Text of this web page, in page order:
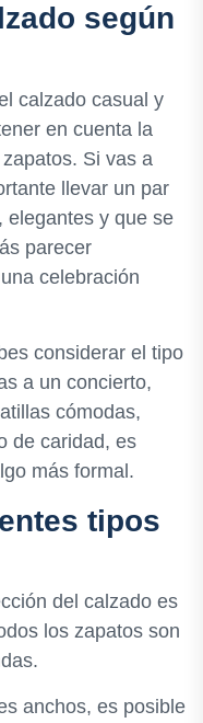
según
calzado casual y
en cuenta la
Si vas a
llevar un par
elegantes y que se
parecer
celebración
considerar el tipo
a un concierto,
cómodas,
de caridad, es
más formal.
tipos
del calzado es
los zapatos son
anchos, es posible